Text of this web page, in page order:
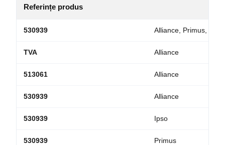
Referințe produs
530939 Alliance, Primus, Ipso
TVA Alliance
513061 Alliance
530939 Alliance
530939 Ipso
530939 Primus